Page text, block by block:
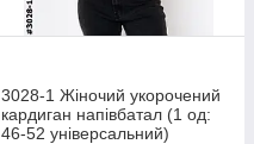
3028-1 Жіночий укорочений
кардиган напівбатал (1 од:
46-52 універсальний)